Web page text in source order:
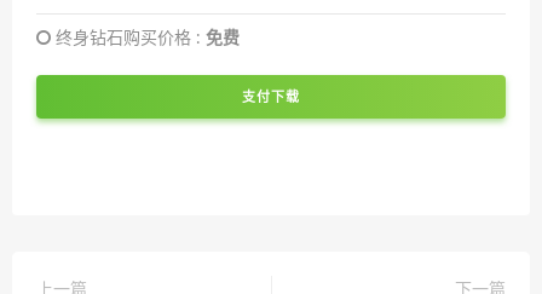
终身钻石购买价格 : 免费
支付下载
上一篇
下一篇